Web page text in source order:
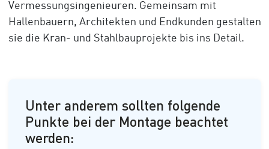
Vermessungsingenieuren. Gemeinsam mit
Hallenbauern, Architekten und Endkunden gestalten
sie die Kran- und Stahlbauprojekte bis ins Detail.
Unter anderem sollten folgende
Punkte bei der Montage beachtet
werden: